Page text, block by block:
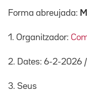
Forma abreujada:
1. Organitzador:
2. Dates: 6-2-2026
3. Seus